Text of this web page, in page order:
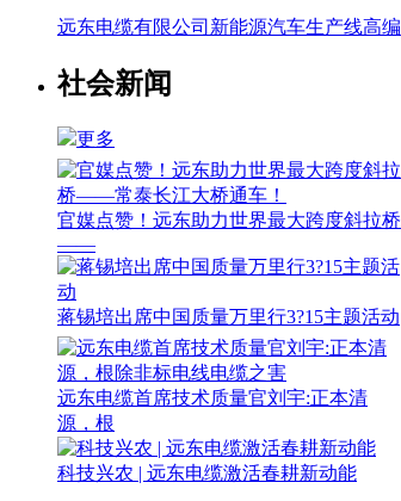
远东电缆有限公司新能源汽车生产线高编
社会新闻
更多
官媒点赞！远东助力世界最大跨度斜拉桥
——
蒋锡培出席中国质量万里行3?15主题活动
远东电缆首席技术质量官刘宇:正本清
源，根
科技兴农 | 远东电缆激活春耕新动能